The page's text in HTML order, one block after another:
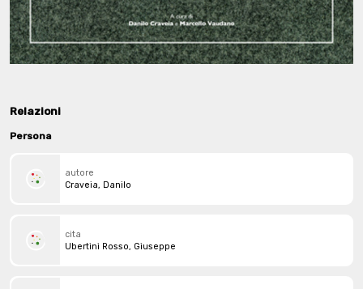
Relazioni
Persona
autore
Craveia, Danilo
cita
Ubertini Rosso, Giuseppe